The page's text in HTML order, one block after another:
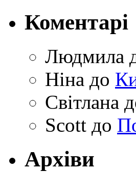
Коментарі
Людмила
Ніна до
Світлана
Scott до
Архіви